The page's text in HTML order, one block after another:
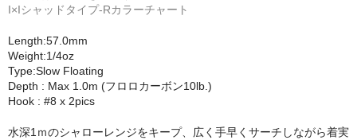
I×Iシャッドタイプ-Rカラーチャート
Length:57.0mm
Weight:1/4oz
Type:Slow Floating
Depth : Max 1.0m (フロロカーボン10lb.)
Hook : #8 x 2pics
水深1ｍのシャローレンジをキープ、広く手早くサーチしながら着実